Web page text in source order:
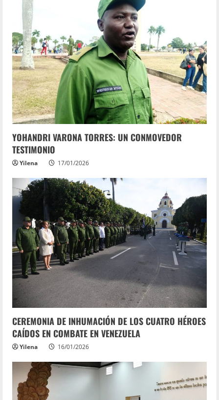
YOHANDRI VARONA TORRES: UN CONMOVEDOR
TESTIMONIO
Yilena 17/01/2026
CEREMONIA DE INHUMACIÓN DE LOS CUATRO HÉROES
CAÍDOS EN COMBATE EN VENEZUELA
Yilena 16/01/2026